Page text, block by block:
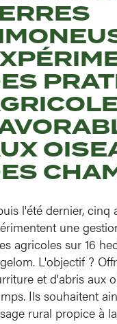
l'été dernier, cinq
une
agricoles sur 16
L'objectif ?
et d'abris aux
Ils souhaitent
rural propice à